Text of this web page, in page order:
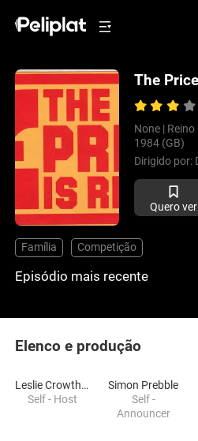
The
None | Reino
1984 (GB)
Dirigido por:
Quero ver
Família Competição
Episódio mais recente
Elenco e produção
Leslie Crowther
Self - Host
Simon Prebble
Self -
Announcer